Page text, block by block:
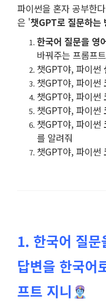
파이썬을 혼자 공부한
은 '챗GPT로 질문하는
한국어 질문을 영
바꿔주는 프롬프
챗GPT야, 파이썬
챗GPT야, 파이썬
챗GPT야, 파이썬
챗GPT야, 파이썬
챗GPT야, 파이썬
를 알려줘
챗GPT야, 파이썬
1. 한국어 질
답변을 한국어
프트 지니